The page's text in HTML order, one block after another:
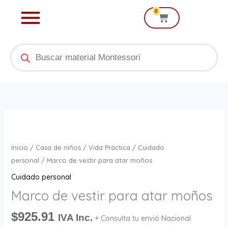
0
Cart
Products
search
Inicio / Casa de niños/ Vida Práctica / Cuidado
personal / Marco de vestir para atar moños
Cuidado personal
Marco de vestir para atar moños
$925.91 IVA Inc. + Consulta tu envió Nacional
vestir
para
cantidad